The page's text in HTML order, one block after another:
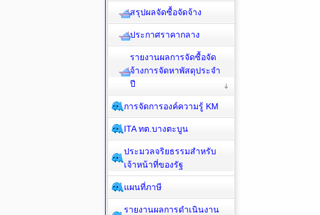
สรุปผลจัดซื้อจัดจ้าง
ประกาศราคากลาง
รายงานผลการจัดซื้อจัด
จ้างการจัดหาพัสดุประจำ
ปี
การจัดการองค์ความรู้ KM
ITA ทต.บางตะบูน
ประมวลจริยธรรมสำหรับ
เจ้าหน้าที่ของรัฐ
แผนที่ภาษี
รายงานผลการดำเนินงาน